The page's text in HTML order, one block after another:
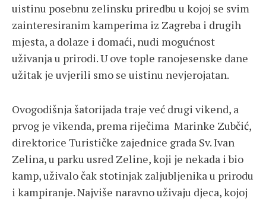
uistinu posebnu zelinsku priredbu u kojoj se svim
zainteresiranim kamperima iz Zagreba i drugih
mjesta, a dolaze i domaći, nudi mogućnost
uživanja u prirodi. U ove tople ranojesenske dane
užitak je uvjerili smo se uistinu nevjerojatan.
Ovogodišnja šatorijada traje već drugi vikend, a
prvog je vikenda, prema riječima Marinke Zubčić,
direktorice Turističke zajednice grada Sv. Ivan
Zelina, u parku usred Zeline, koji je nekada i bio
kamp, uživalo čak stotinjak zaljubljenika u prirodu
i kampiranje. Najviše naravno uživaju djeca, kojoj